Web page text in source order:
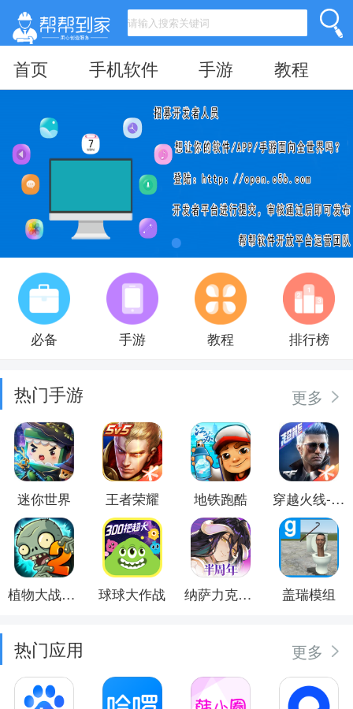
首页 手机软件 手游 教程
必备 手游 教程 排行榜
热门手游 更多
迷你世界 王者荣耀 地铁跑酷 穿越火线-枪战王者
植物大战僵尸2 球球大作战 纳萨力克之王 盖瑞模组
热门应用 更多